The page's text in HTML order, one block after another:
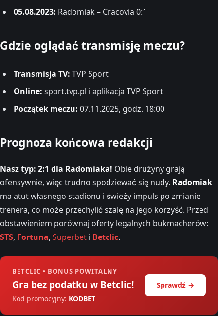
05.08.2023: Radomiak – Cracovia 0:1
Gdzie oglądać transmisję meczu?
Transmisja TV: TVP Sport
Online: sport.tvp.pl i aplikacja TVP Sport
Początek meczu: 07.11.2025, godz. 18:00
Prognoza końcowa redakcji
Nasz typ: 2:1 dla Radomiaka! Obie drużyny grają
ofensywnie, więc trudno spodziewać się nudy. Radomiak
ma atut własnego stadionu i świeży impuls po zmianie
trenera, co może przechylić szalę na jego korzyść. Przed
obstawieniem porównaj oferty legalnych bukmacherów:
STS, Fortuna, Superbet i Betclic.
BETCLIC • BONUS POWITALNY
Gra bez podatku w Betclic!
Kod promocyjny: KODBET
Sprawdź →